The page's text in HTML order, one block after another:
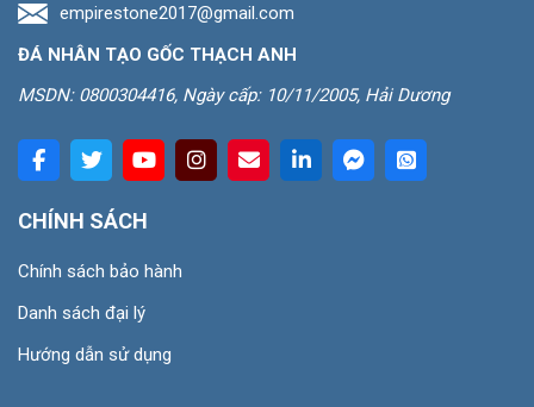
empirestone2017@gmail.com
ĐÁ NHÂN TẠO GỐC THẠCH ANH
MSDN: 0800304416, Ngày cấp: 10/11/2005, Hải Dương
CHÍNH SÁCH
Chính sách bảo hành
Danh sách đại lý
Hướng dẫn sử dụng